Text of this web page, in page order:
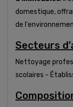
domestique,
de
Secteurs
Nettoyage
scolaires -